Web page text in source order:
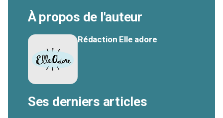
À propos de l'auteur
Rédaction Elle adore
Ses derniers articles